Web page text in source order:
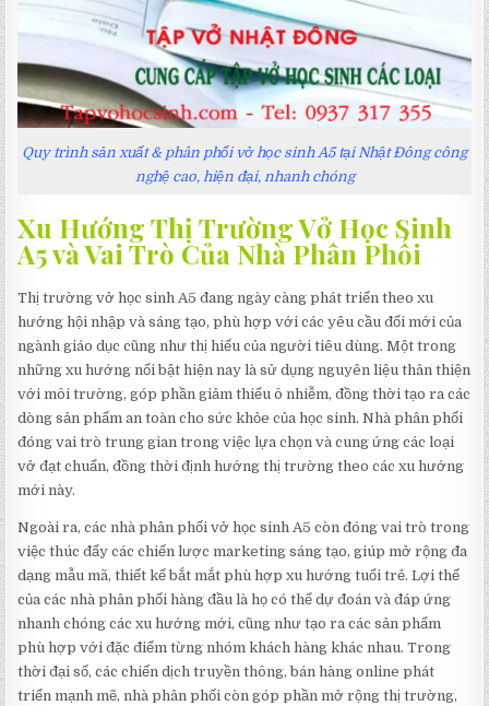
Quy trình sản xuất & phân phối vở học sinh A5 tại Nhật Đông công
nghệ cao, hiện đại, nhanh chóng
Xu Hướng Thị Trường Vở Học Sinh
A5 và Vai Trò Của Nhà Phân Phối
Thị trường vở học sinh A5 đang ngày càng phát triển theo xu
hướng hội nhập và sáng tạo, phù hợp với các yêu cầu đổi mới của
ngành giáo dục cũng như thị hiếu của người tiêu dùng. Một trong
những xu hướng nổi bật hiện nay là sử dụng nguyên liệu thân thiện
với môi trường, góp phần giảm thiểu ô nhiễm, đồng thời tạo ra các
dòng sản phẩm an toàn cho sức khỏe của học sinh. Nhà phân phối
đóng vai trò trung gian trong việc lựa chọn và cung ứng các loại
vở đạt chuẩn, đồng thời định hướng thị trường theo các xu hướng
mới này.
Ngoài ra, các nhà phân phối vở học sinh A5 còn đóng vai trò trong
việc thúc đẩy các chiến lược marketing sáng tạo, giúp mở rộng đa
dạng mẫu mã, thiết kế bắt mắt phù hợp xu hướng tuổi trẻ. Lợi thế
của các nhà phân phối hàng đầu là họ có thể dự đoán và đáp ứng
nhanh chóng các xu hướng mới, cũng như tạo ra các sản phẩm
phù hợp với đặc điểm từng nhóm khách hàng khác nhau. Trong
thời đại số, các chiến dịch truyền thông, bán hàng online phát
triển mạnh mẽ, nhà phân phối còn góp phần mở rộng thị trường,